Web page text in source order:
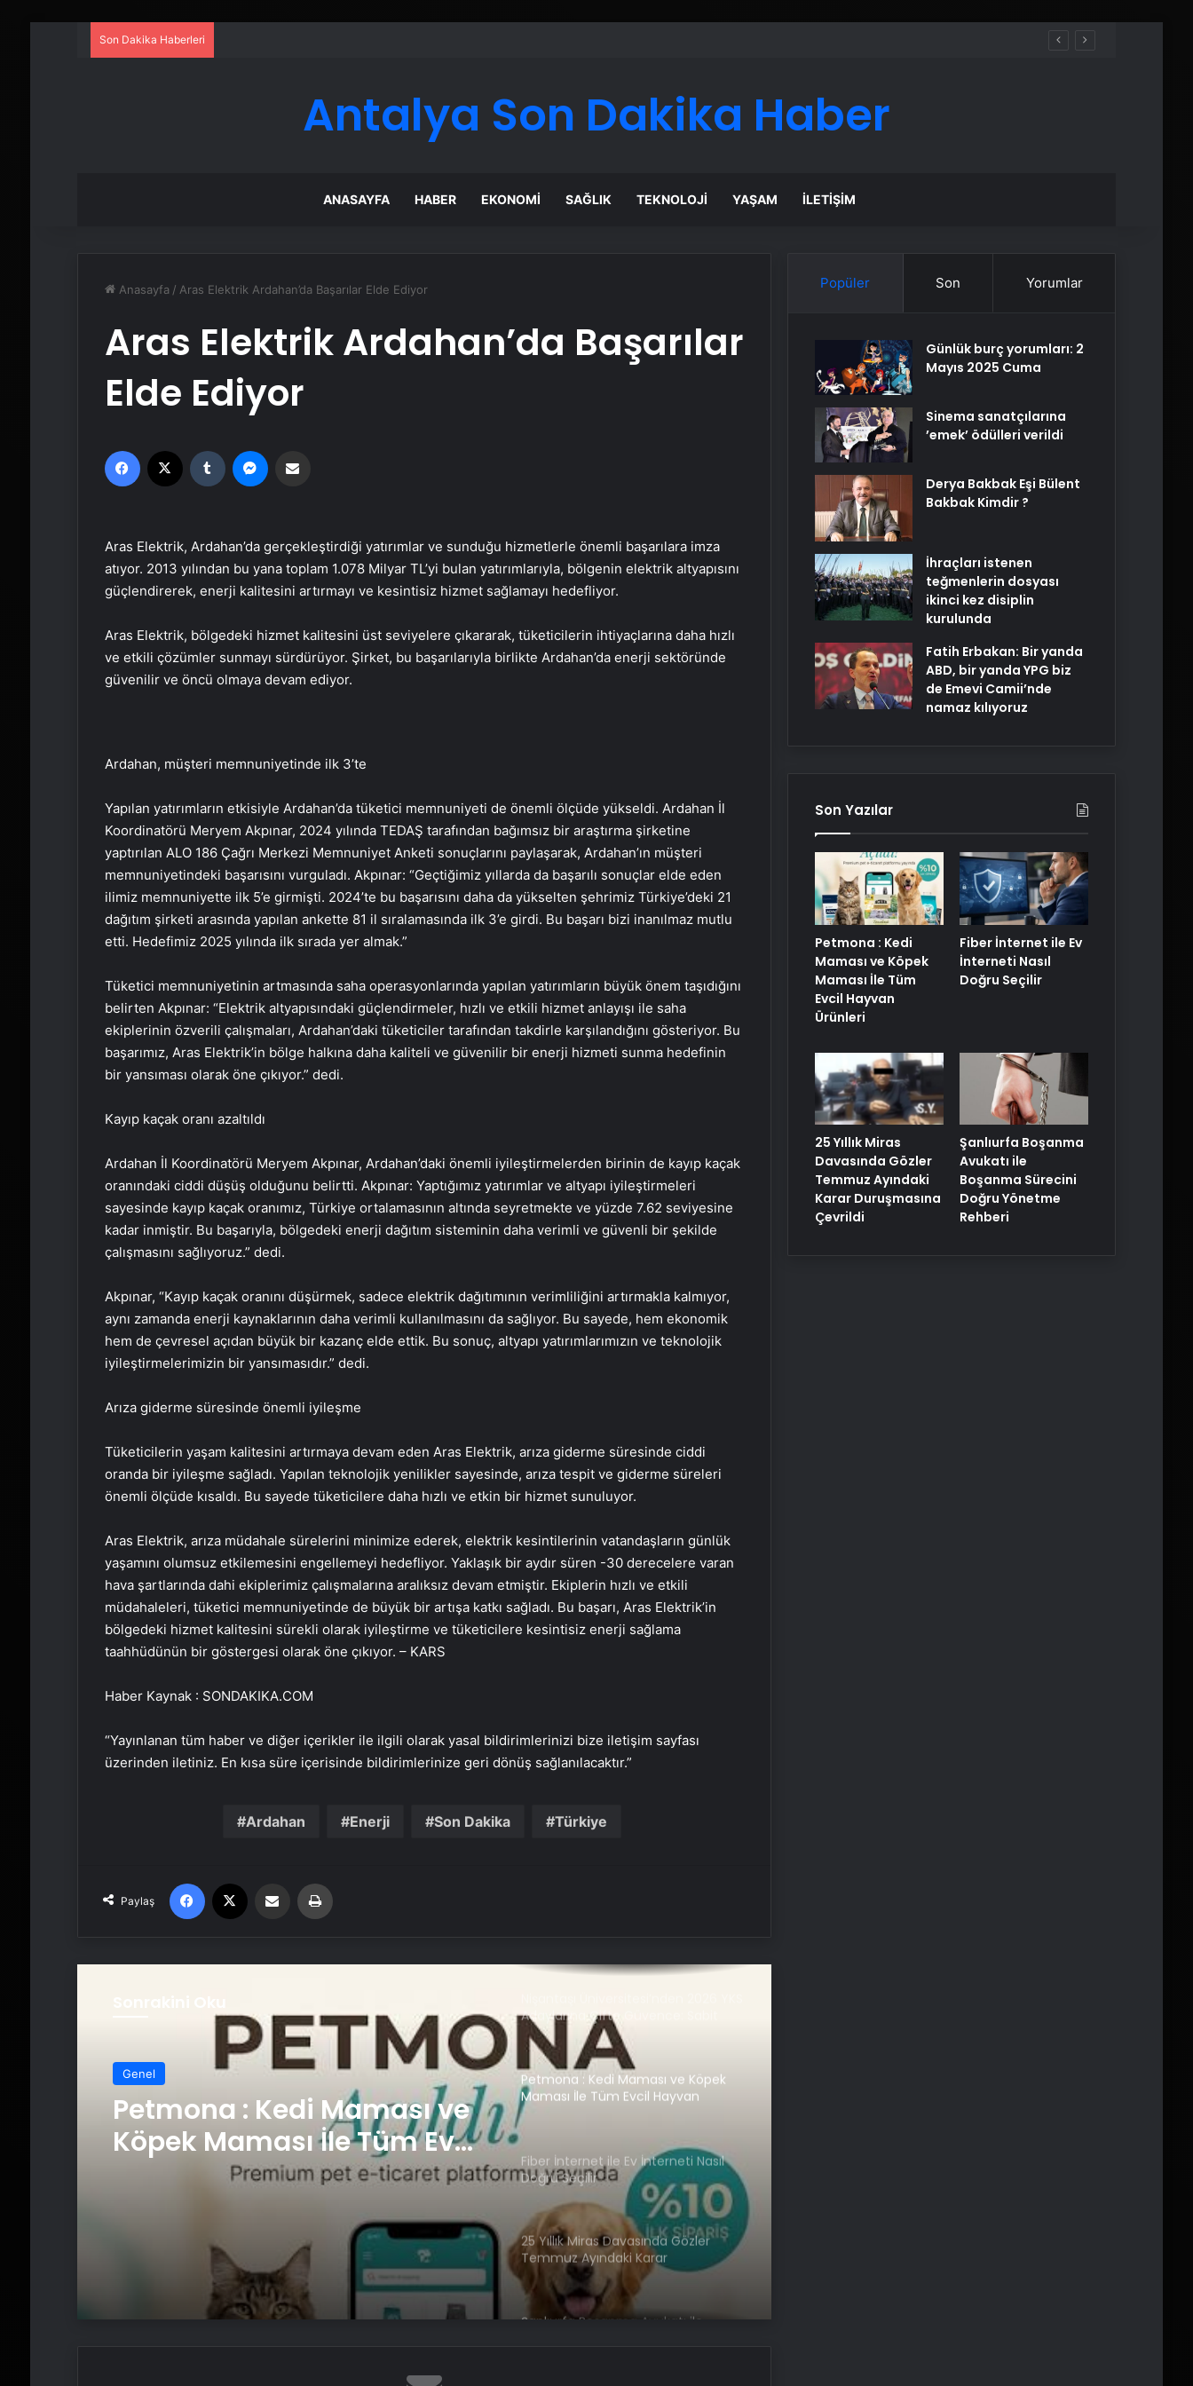
Son Dakika Haberleri
Antalya Son Dakika Haber
ANASAYFA HABER EKONOMI SAĞLIK TEKNOLOJI YAŞAM İLETIŞIM
Anasayfa / Aras Elektrik Ardahan’da Başarılar Elde Ediyor
Aras Elektrik Ardahan’da Başarılar
Elde Ediyor
Facebook Tumblr
Aras Elektrik, Ardahan’da gerçekleştirdiği yatırımlar ve sunduğu hizmetlerle önemli başarılara imza
atıyor. 2013 yılından bu yana toplam 1.078 Milyar TL’yi bulan yatırımlarıyla, bölgenin elektrik altyapısını
güçlendirerek, enerji kalitesini artırmayı ve kesintisiz hizmet sağlamayı hedefliyor.
Aras Elektrik, bölgedeki hizmet kalitesini üst seviyelere çıkararak, tüketicilerin ihtiyaçlarına daha hızlı
ve etkili çözümler sunmayı sürdürüyor. Şirket, bu başarılarıyla birlikte Ardahan’da enerji sektöründe
güvenilir ve öncü olmaya devam ediyor.
Ardahan, müşteri memnuniyetinde ilk 3’te
Yapılan yatırımların etkisiyle Ardahan’da tüketici memnuniyeti de önemli ölçüde yükseldi. Ardahan İl
Koordinatörü Meryem Akpınar, 2024 yılında TEDAŞ tarafından bağımsız bir araştırma şirketine
yaptırılan ALO 186 Çağrı Merkezi Memnuniyet Anketi sonuçlarını paylaşarak, Ardahan’ın müşteri
memnuniyetindeki başarısını vurguladı. Akpınar: “Geçtiğimiz yıllarda da başarılı sonuçlar elde eden
ilimiz memnuniyette ilk 5’e girmişti. 2024’te bu başarısını daha da yükselten şehrimiz Türkiye’deki 21
dağıtım şirketi arasında yapılan ankette 81 il sıralamasında ilk 3’e girdi. Bu başarı bizi inanılmaz mutlu
etti. Hedefimiz 2025 yılında ilk sırada yer almak.”
Tüketici memnuniyetinin artmasında saha operasyonlarında yapılan yatırımların büyük önem taşıdığını
belirten Akpınar: “Elektrik altyapısındaki güçlendirmeler, hızlı ve etkili hizmet anlayışı ile saha
ekiplerinin özverili çalışmaları, Ardahan’daki tüketiciler tarafından takdirle karşılandığını gösteriyor. Bu
başarımız, Aras Elektrik’in bölge halkına daha kaliteli ve güvenilir bir enerji hizmeti sunma hedefinin
bir yansıması olarak öne çıkıyor.” dedi.
Kayıp kaçak oranı azaltıldı
Ardahan İl Koordinatörü Meryem Akpınar, Ardahan’daki önemli iyileştirmelerden birinin de kayıp kaçak
oranındaki ciddi düşüş olduğunu belirtti. Akpınar: Yaptığımız yatırımlar ve altyapı iyileştirmeleri
sayesinde kayıp kaçak oranımız, Türkiye ortalamasının altında seyretmekte ve yüzde 7.62 seviyesine
kadar inmiştir. Bu başarıyla, bölgedeki enerji dağıtım sisteminin daha verimli ve güvenli bir şekilde
çalışmasını sağlıyoruz.” dedi.
Akpınar, “Kayıp kaçak oranını düşürmek, sadece elektrik dağıtımının verimliliğini artırmakla kalmıyor,
aynı zamanda enerji kaynaklarının daha verimli kullanılmasını da sağlıyor. Bu sayede, hem ekonomik
hem de çevresel açıdan büyük bir kazanç elde ettik. Bu sonuç, altyapı yatırımlarımızın ve teknolojik
iyileştirmelerimizin bir yansımasıdır.” dedi.
Arıza giderme süresinde önemli iyileşme
Tüketicilerin yaşam kalitesini artırmaya devam eden Aras Elektrik, arıza giderme süresinde ciddi
oranda bir iyileşme sağladı. Yapılan teknolojik yenilikler sayesinde, arıza tespit ve giderme süreleri
önemli ölçüde kısaldı. Bu sayede tüketicilere daha hızlı ve etkin bir hizmet sunuluyor.
Aras Elektrik, arıza müdahale sürelerini minimize ederek, elektrik kesintilerinin vatandaşların günlük
yaşamını olumsuz etkilemesini engellemeyi hedefliyor. Yaklaşık bir aydır süren -30 derecelere varan
hava şartlarında dahi ekiplerimiz çalışmalarına aralıksız devam etmiştir. Ekiplerin hızlı ve etkili
müdahaleleri, tüketici memnuniyetinde de büyük bir artışa katkı sağladı. Bu başarı, Aras Elektrik’in
bölgedeki hizmet kalitesini sürekli olarak iyileştirme ve tüketicilere kesintisiz enerji sağlama
taahhüdünün bir göstergesi olarak öne çıkıyor. – KARS
Haber Kaynak : SONDAKIKA.COM
“Yayınlanan tüm haber ve diğer içerikler ile ilgili olarak yasal bildirimlerinizi bize iletişim sayfası
üzerinden iletiniz. En kısa süre içerisinde bildirimlerinize geri dönüş sağlanılacaktır.”
Ardahan Enerji Son Dakika Türkiye
Paylaş
Facebook Email'den paylaş
Genel
Petmona : Kedi Maması ve
Köpek Maması İle Tüm Evcil
Hayvan Ürünleri
Eşya Depolama Rehberi
İklimlendirmeli Güvenli Saklama
Zihnin Gizemli Sınırları ve Ötesi :
Nasılnedir.com
Adaylarına Çifte Güvence: Sabit
Ücret ve Kesintisiz Burs
Petmona : Kedi Maması ve Köpek
Maması İle Tüm Evcil Hayvan
Ürünleri
Fiber İnternet ile Ev İnterneti Nasıl
Doğru Seçilir
25 Yıllık Miras Davasında Gözler
Temmuz Ayındaki Karar
Duruşmasına Çevrildi
Şanlıurfa Boşanma Avukatı ile
Popüler Son Yorumlar
Günlük burç yorumları: 2
Mayıs 2025 Cuma
Sinema sanatçılarına
’emek’ ödülleri verildi
Derya Bakbak Eşi Bülent
Bakbak Kimdir ?
İhraçları istenen
teğmenlerin dosyası
ikinci kez disiplin
kurulunda
Fatih Erbakan: Bir yanda
ABD, bir yanda YPG biz
de Emevi Camii’nde
namaz kılıyoruz
Son Yazılar
Petmona : Kedi
Maması ve Köpek
Maması İle Tüm
Evcil Hayvan
Ürünleri
Fiber İnternet ile Ev
İnterneti Nasıl
Doğru Seçilir
25 Yıllık Miras
Davasında Gözler
Temmuz Ayındaki
Karar Duruşmasına
Çevrildi
Şanlıurfa Boşanma
Avukatı ile
Boşanma Sürecini
Doğru Yönetme
Rehberi